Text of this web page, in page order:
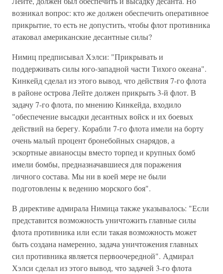
возникал вопрос: кто же должен обеспечить оперативное
прикрытие, то есть не допустить, чтобы флот противника
атаковал американские десантные силы?
Нимиц предписывал Хэлси: "Прикрывать и
поддерживать силы юго-западной части Тихого океана".
Кинкейд сделал из этого вывод, что действия 7-го флота
в районе острова Лейте должен прикрыть 3-й флот. В
задачу 7-го флота, по мнению Кинкейда, входило
"обеспечение высадки десантных войск и их боевых
действий на берегу. Корабли 7-го флота имели на борту
очень малый процент бронебойных снарядов, а
эскортные авианосцы вместо торпед и крупных бомб
имели бомбы, предназначавшиеся для поражения
личного состава. Мы ни в коей мере не были
подготовлены к ведению морского боя".
В директиве адмирала Нимица также указывалось: "Если
представится возможность уничтожить главные силы
флота противника или если такая возможность может
быть создана намеренно, задача уничтожения главных
сил противника является первоочередной". Адмирал
Хэлси сделал из этого вывод, что задачей 3-го флота